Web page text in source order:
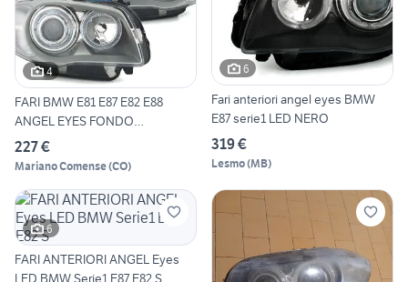
4
FARI BMW E81 E87 E82 E88
ANGEL EYES FONDO
CROMATO
227 €
Mariano Comense(CO)
6
Fari anteriori angel eyes BMW
E87 serie1 LED NERO
319 €
Lesmo(MB)
6
FARI ANTERIORI ANGEL Eyes
LED BMW Serie1 E87 E82 S